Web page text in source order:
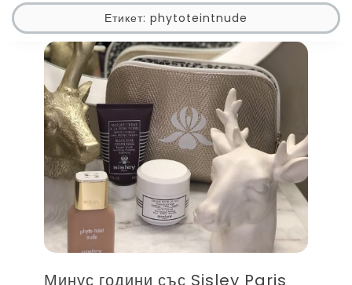
Етикет: phytoteintnude
Минус години със Sisley Paris